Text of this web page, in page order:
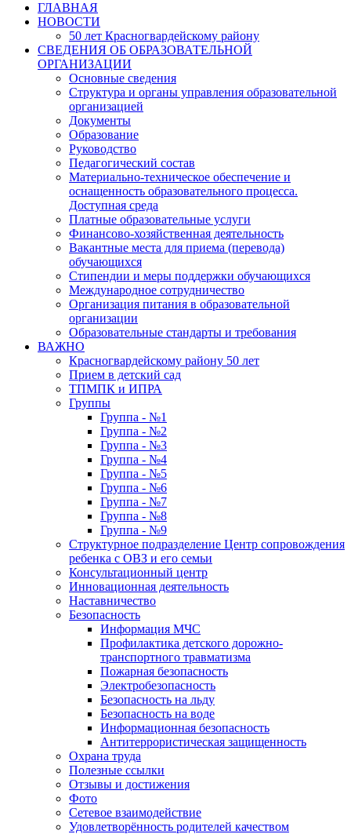
ГЛАВНАЯ
НОВОСТИ
50 лет Красногвардейскому району
СВЕДЕНИЯ ОБ ОБРАЗОВАТЕЛЬНОЙ
ОРГАНИЗАЦИИ
Основные сведения
Структура и органы управления образовательной
организацией
Документы
Образование
Руководство
Педагогический состав
Материально-техническое обеспечение и
оснащенность образовательного процесса.
Доступная среда
Платные образовательные услуги
Финансово-хозяйственная деятельность
Вакантные места для приема (перевода)
обучающихся
Стипендии и меры поддержки обучающихся
Международное сотрудничество
Организация питания в образовательной
организации
Образовательные стандарты и требования
ВАЖНО
Красногвардейскому району 50 лет
Прием в детский сад
ТПМПК и ИПРА
Группы
Группа - №1
Группа - №2
Группа - №3
Группа - №4
Группа - №5
Группа - №6
Группа - №7
Группа - №8
Группа - №9
Структурное подразделение Центр сопровождения
ребенка с ОВЗ и его семьи
Консультационный центр
Инновационная деятельность
Наставничество
Безопасность
Информация МЧС
Профилактика детского дорожно-
транспортного травматизма
Пожарная безопасность
Электробезопасность
Безопасность на льду
Безопасность на воде
Информационная безопасность
Антитеррористическая защищенность
Охрана труда
Полезные ссылки
Отзывы и достижения
Фото
Сетевое взаимодействие
Удовлетворённость родителей качеством